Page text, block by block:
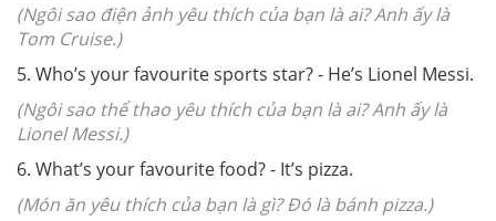
(Ngôi sao điện ảnh yêu thích của bạn là ai? Anh ấy là
Tom Cruise.)
5. Who’s your favourite sports star? - He’s Lionel Messi.
(Ngôi sao thể thao yêu thích của bạn là ai? Anh ấy là
Lionel Messi.)
6. What’s your favourite food? - It’s pizza.
(Món ăn yêu thích của bạn là gì? Đó là bánh pizza.)